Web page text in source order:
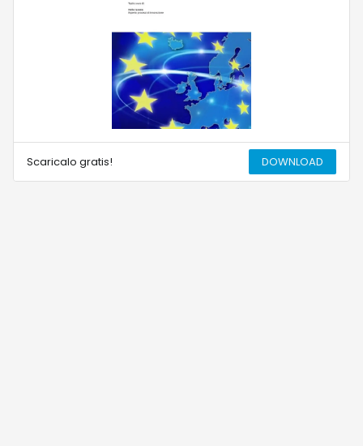
Scaricalo gratis! DOWNLOAD